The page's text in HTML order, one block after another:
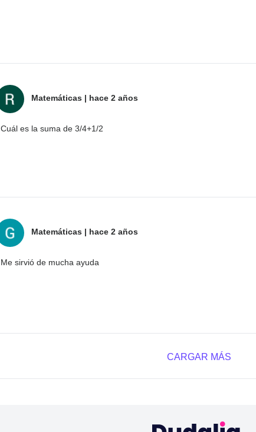
Matemáticas | hace 2 años
Cuál es la suma de 3/4+1/2
Matemáticas | hace 2 años
Me sirvió de mucha ayuda
CARGAR MÁS